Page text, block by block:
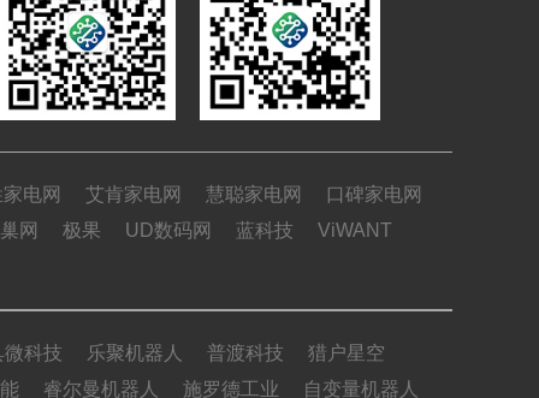
电网 艾肯家电网 慧聪家电网
口碑家电网
网
极果 UD数码网 蓝科技 ViWANT
微科技 乐聚机器人 普渡科技
猎户星空
睿尔曼机器人 施罗德工业 自变量机器人